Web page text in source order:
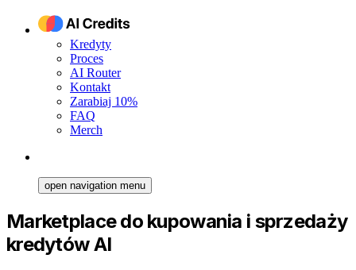
Kredyty
Proces
AI Router
Kontakt
Zarabiaj 10%
FAQ
Merch
open navigation menu
Marketplace do kupowania i sprzedaży
kredytów AI